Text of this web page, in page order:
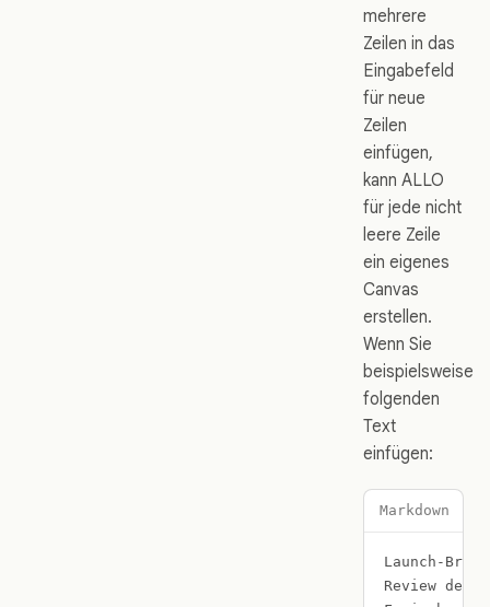
mehrere
Zeilen in das
Eingabefeld
für neue
Zeilen
einfügen,
kann ALLO
für jede nicht
leere Zeile
ein eigenes
Canvas
erstellen.
Wenn Sie
beispielsweise
folgenden
Text
einfügen:
Markdown
Launch-
Review der